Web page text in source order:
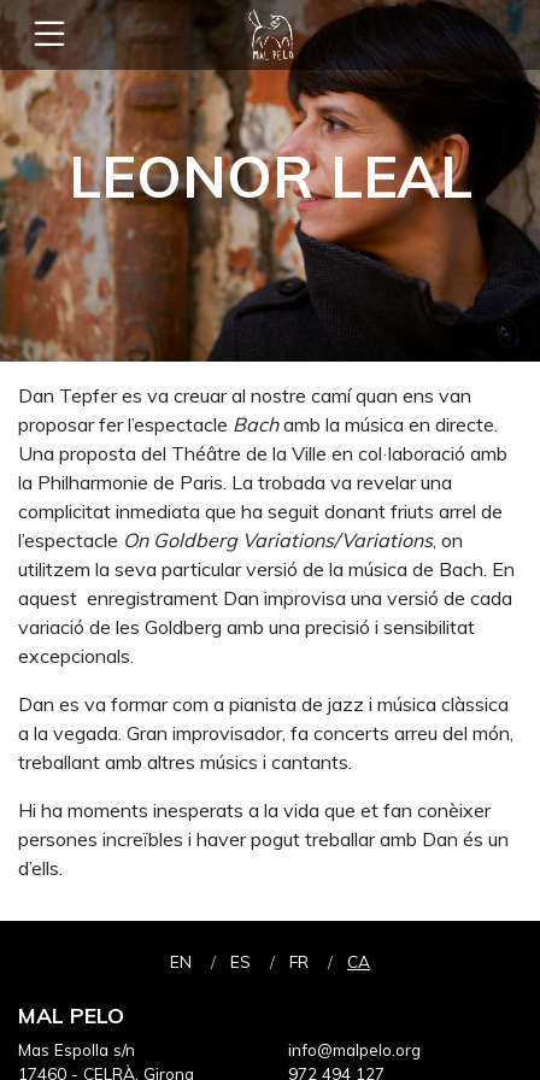
LEONOR LEAL
Dan Tepfer es va creuar al nostre camí quan ens van
proposar fer l’espectacle Bachamb la música en directe.
Una proposta del Théâtre de la Ville en col·laboració amb
la Philharmonie de Paris. La trobada va revelar una
complicitat inmediata que ha seguit donant friuts arrel de
l’espectacle On Goldberg Variations/Variations, on
utilitzem la seva particular versió de la música de Bach. En
aquest enregistrament Dan improvisa una versió de cada
variació de les Goldberg amb una precisió i sensibilitat
excepcionals.
Dan es va formar com a pianista de jazz i música clàssica
a la vegada. Gran improvisador, fa concerts arreu del món,
treballant amb altres músics i cantants.
Hi ha moments inesperats a la vida que et fan conèixer
persones increïbles i haver pogut treballar amb Dan és un
d’ells.
EN ES FR CA
MAL PELO
Mas Espolla s/n
17460 - CELRÀ, Girona
info@malpelo.org
972 494 127